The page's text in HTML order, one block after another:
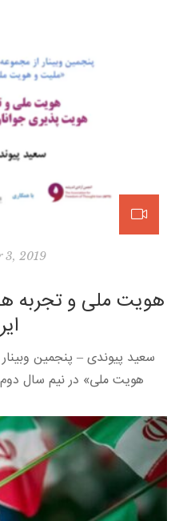
3, 2019
هویت ملی و تجربه
سعید پیوندی – پنجمین